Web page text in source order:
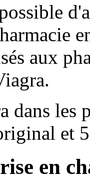
aux
dans les
et
en